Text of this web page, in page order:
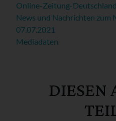
Online-Zeitung-
News und Nachrichten zum
07.07.2021
Mediadaten
DIESEN